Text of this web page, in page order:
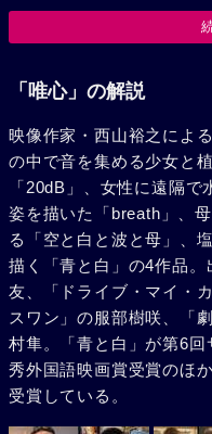
う。しばらく経ったある
ていた過去の記憶が蘇る
カが絶えない。ある朝、
る。楓は、そのいつもと
が用意した朝食が並び、
いる。楓はそこに温かい
をとる二人だったが、楓
で、その関係が変わり始
隼）は、最愛の妻の葬儀
ときでも塩作りに没頭す
は、その真意を尋ねる。
できない塩を作り続け、
ていた。塩と対話しなが
と、その姿を見つめるみ
と一緒にいるように感じ
「唯心」の解説
映像作家・西山裕之によ
の中で音を集める少女と
「20dB」、女性に遠隔
姿を描いた「breath」、
る「空と白と波と母」、
描く「青と白」の4作品
友、「ドライブ・マイ・
スワン」の服部樹咲、「
村隼。「青と白」が第6
秀外国語映画賞受賞のほ
受賞している。